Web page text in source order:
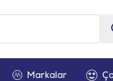
Markalar